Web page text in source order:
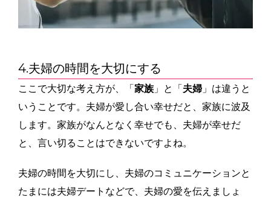
4.夫婦の時間を大切にする
ここで大切な考え方が、「 家族 」と「 夫婦 」は違うと
いうことです。夫婦が愛し合い幸せだと、家族に波及
します。家族がなんとなく幸せでも、夫婦が幸せだ
と、言い切ることはできないですよね。
夫婦の時間を大切にし、夫婦のコミュニケーションと
たまには夫婦デートなどで、夫婦の愛を伝えましょ